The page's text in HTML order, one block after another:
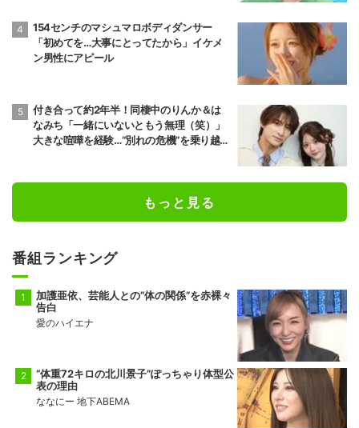
154センチのマシュマロボディダンサー
「初めてを…大事にとってたから」イケメ
ン男性にアピール
付き合って約2年半！同棲中のりんか＆は
なみち「一緒にいないともう無理（笑）」
大きな喧嘩を経験…“別れの危機”を乗り越え
もっと見る
番組ランキング
加護亜依、芸能人との“体の関係”を赤裸々
告白
愛のハイエナ
“体重72キロの北川景子”ぽっちゃり体型公
表の理由
ななにー 地下ABEMA